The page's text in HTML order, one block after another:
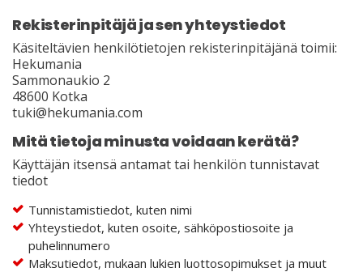
Rekisterinpitäjä ja sen yhteystiedot
Käsiteltävien henkilötietojen rekisterinpitäjänä toimii:
Hekumania
Sammonaukio 2
48600 Kotka
tuki@hekumania.com
Mitä tietoja minusta voidaan kerätä?
Käyttäjän itsensä antamat tai henkilön tunnistavat
tiedot
Tunnistamistiedot, kuten nimi
Yhteystiedot, kuten osoite, sähköpostiosoite ja
puhelinnumero
Maksutiedot, mukaan lukien luottosopimukset ja muut